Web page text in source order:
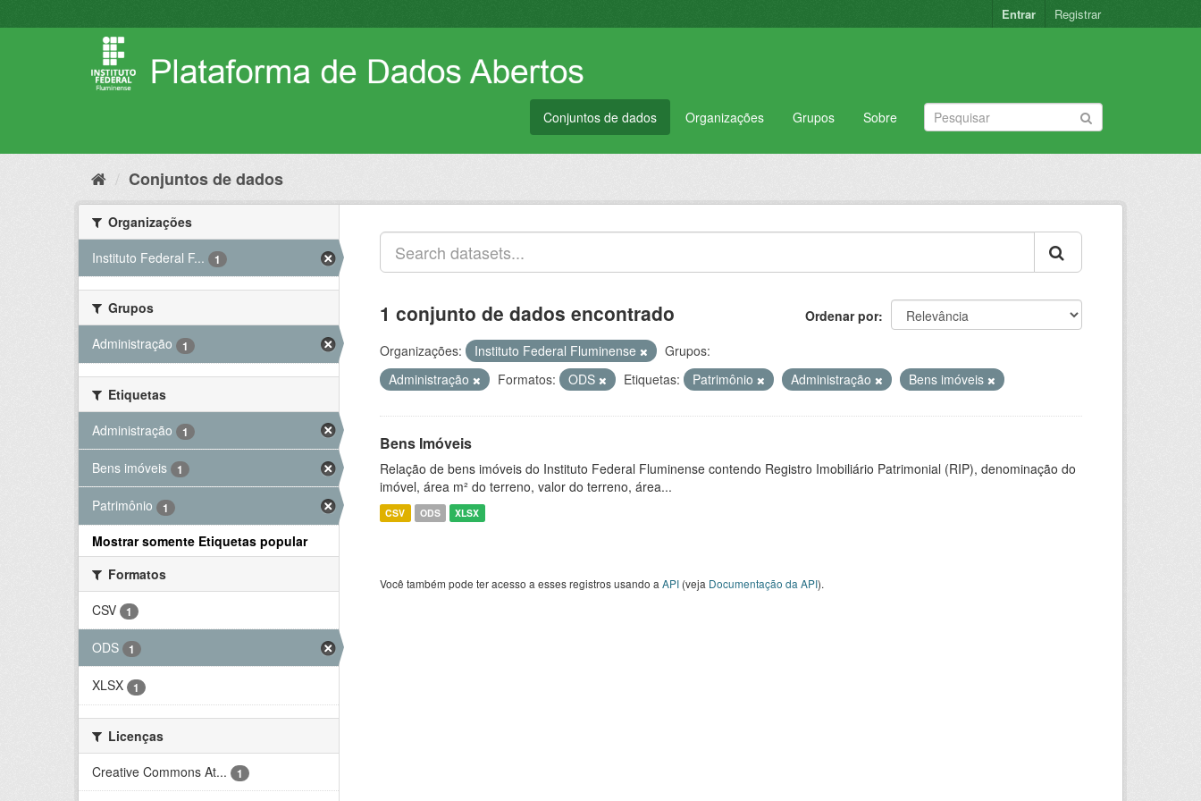
para
Entrar Registrar
Conjuntos de dados Organizações Grupos Sobre
Conjuntos de dados
Organizações
Instituto Federal F...
1
Grupos
Administração
1
Etiquetas
Administração
1
Bens imóveis 1
Patrimônio 1
Mostrar somente Etiquetas popular
Formatos
CSV
1
ODS 1
XLSX 1
Licenças
Creative Commons At...
1
Ordenar por
1 conjunto de dados encontrado
Organizações: Instituto Federal Fluminense
Grupos:
Administração
Formatos: ODS Etiquetas: Patrimônio Administração Bens imóveis
Bens Imóveis
Relação de bens imóveis do Instituto Federal Fluminense contendo Registro Imobiliário Patrimonial (RIP), denominação do
imóvel, área m² do terreno, valor do terreno, área...
CSV ODS XLSX
Você também pode ter acesso a esses registros usando a API (veja Documentação da API).